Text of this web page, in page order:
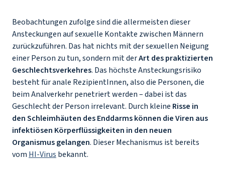
Beobachtungen zufolge sind die allermeisten dieser
Ansteckungen auf sexuelle Kontakte zwischen Männern
zurückzuführen. Das hat nichts mit der sexuellen Neigung
einer Person zu tun, sondern mit derArt des praktizierten
Geschlechtsverkehres. Das höchste Ansteckungsrisiko
besteht für anale RezipientInnen, also die Personen, die
beim Analverkehr penetriert werden – dabei ist das
Geschlecht der Person irrelevant. Durch kleine Risse in
den Schleimhäuten des Enddarms können die Viren aus
infektiösen Körperflüssigkeiten in den neuen
Organismus gelangen. Dieser Mechanismus ist bereits
vom HI-Virus bekannt.